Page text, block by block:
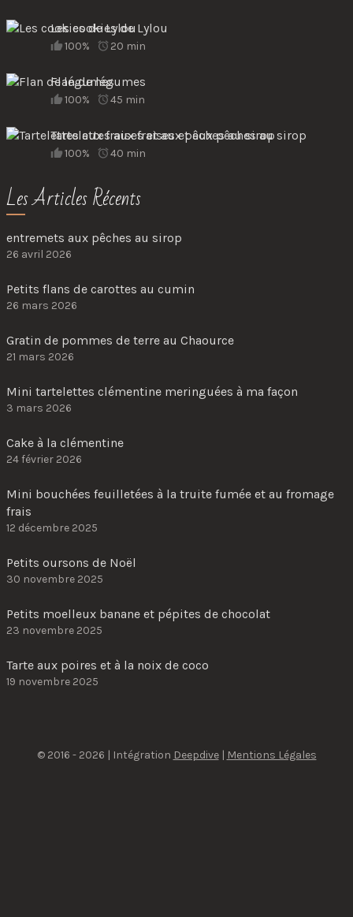
Les cookies de Lylou
100% 20 min
Flan de légumes
100% 45 min
Tartelettes aux fraises et aux pêches au sirop
100% 40 min
Les Articles Récents
entremets aux pêches au sirop
26 avril 2026
Petits flans de carottes au cumin
26 mars 2026
Gratin de pommes de terre au Chaource
21 mars 2026
Mini tartelettes clémentine meringuées à ma façon
3 mars 2026
Cake à la clémentine
24 février 2026
Mini bouchées feuilletées à la truite fumée et au fromage
frais
12 décembre 2025
Petits oursons de Noël
30 novembre 2025
Petits moelleux banane et pépites de chocolat
23 novembre 2025
Tarte aux poires et à la noix de coco
19 novembre 2025
© 2016 - 2026 | Intégration Deepdive| Mentions Légales